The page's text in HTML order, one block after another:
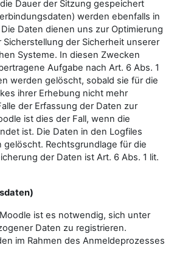
Dauer der Sitzung gespeichert
werden ebenfalls in
Daten dienen uns zur Optimierung
der Sicherheit unserer
Systeme. In diesen Zwecken
Aufgabe nach Art. 6 Abs. 1
werden gelöscht, sobald sie für die
ihrer Erhebung nicht mehr
der Erfassung der Daten zur
ist dies der Fall, wenn die
ist. Die Daten in den Logfiles
gelöscht. Rechtsgrundlage für die
der Daten ist Art. 6 Abs. 1 lit.
ist es notwendig, sich unter
Daten zu registrieren.
im Rahmen des Anmeldeprozesses